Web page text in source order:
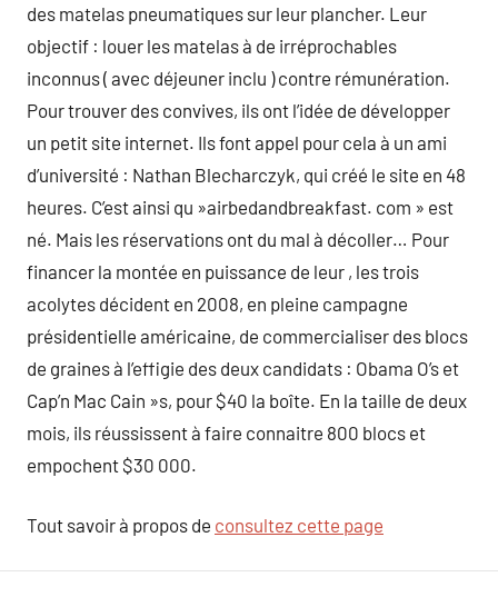
des matelas pneumatiques sur leur plancher. Leur
objectif : louer les matelas à de irréprochables
inconnus ( avec déjeuner inclu ) contre rémunération.
Pour trouver des convives, ils ont l’idée de développer
un petit site internet. Ils font appel pour cela à un ami
d’université : Nathan Blecharczyk, qui créé le site en 48
heures. C’est ainsi qu »airbedandbreakfast. com » est
né. Mais les réservations ont du mal à décoller… Pour
financer la montée en puissance de leur , les trois
acolytes décident en 2008, en pleine campagne
présidentielle américaine, de commercialiser des blocs
de graines à l’effigie des deux candidats : Obama O’s et
Cap’n Mac Cain »s, pour $40 la boîte. En la taille de deux
mois, ils réussissent à faire connaitre 800 blocs et
empochent $30 000.
Tout savoir à propos de consultez cette page